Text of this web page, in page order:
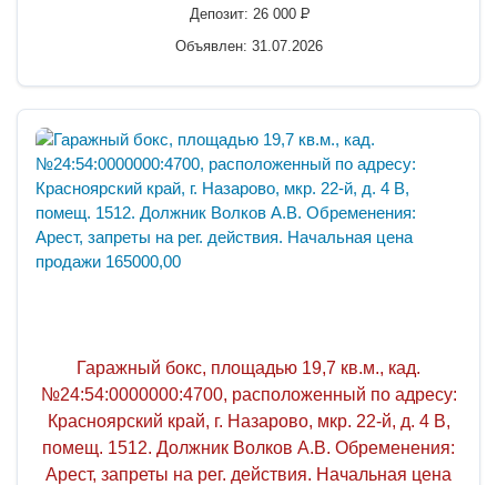
Депозит: 26 000P
Объявлен: 31.07.2026
Гаражный бокс, площадью 19,7 кв.м., кад.
№24:54:0000000:4700, расположенный по адресу:
Красноярский край, г. Назарово, мкр. 22-й, д. 4 В,
помещ. 1512. Должник Волков А.В. Обременения:
Арест, запреты на рег. действия. Начальная цена